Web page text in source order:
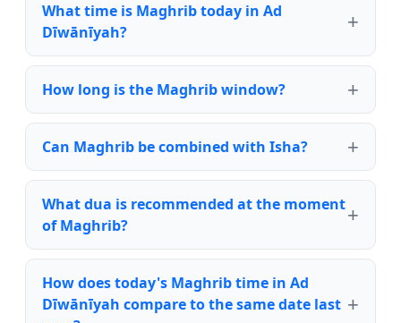
What time is Maghrib today in Ad
Dīwānīyah?
How long is the Maghrib window?
Can Maghrib be combined with Isha?
What dua is recommended at the moment
of Maghrib?
How does today's Maghrib time in Ad
Dīwānīyah compare to the same date last